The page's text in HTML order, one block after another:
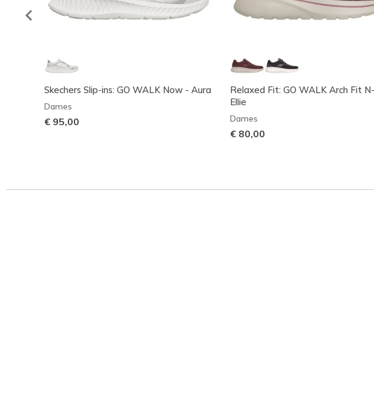
Skechers Slip-ins: GO WALK Now - Aura
Dames
€ 95,00
Relaxed Fit: GO WALK Arch Fit
Ellie
Dames
€ 80,00